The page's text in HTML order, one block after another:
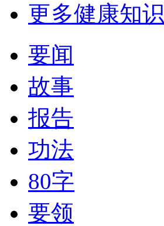
更多健康知识
要闻
故事
报告
功法
80字
要领